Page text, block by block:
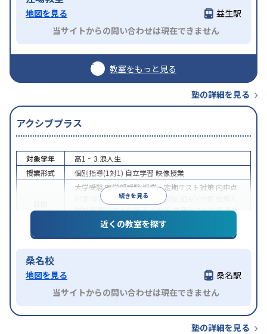
地図を見る
益生駅
当サイトからの問い合わせは現在できません
教室をもっと見る
塾の詳細を見る
アクシブプラス
続きを見る
対象学年 高1 ~ 3 浪人生
授業形式
個別指導(1対1) 自立学習 映像授業
大学受験医学部受験授業・定期テスト対策 内申点
学習習慣の定着 総合型選抜(旧AO)対策
試対策国公立大対策私大対策共通テスト対策英検
(英語検定)対策数学特化対策
特徴
授業の振替可能学習にPC・タブレットを利用1科
目から受講可能季節講習のみの受講可自習室あり
近くの教室を探す
桑名校
地図を見る
桑名駅
当サイトからの問い合わせは現在できません
塾の詳細を見る